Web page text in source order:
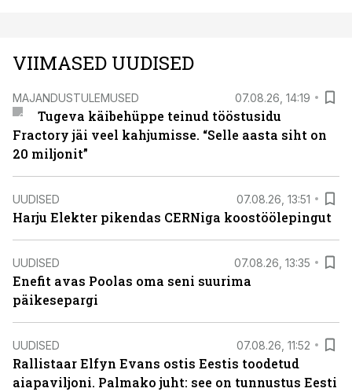
VIIMASED UUDISED
MAJANDUSTULEMUSED 07.08.26, 14:19
Tugeva käibehüppe teinud tööstusidu
Fractory jäi veel kahjumisse. “Selle aasta siht on
20 miljonit”
UUDISED 07.08.26, 13:51
Harju Elekter pikendas CERNiga koostöölepingut
UUDISED 07.08.26, 13:35
Enefit avas Poolas oma seni suurima
päikesepargi
UUDISED 07.08.26, 11:52
Rallistaar Elfyn Evans ostis Eestis toodetud
aiapaviljoni. Palmako juht: see on tunnustus Eesti